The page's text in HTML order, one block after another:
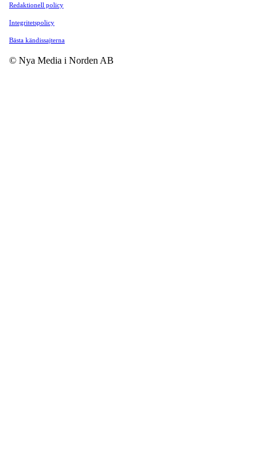
Redaktionell policy
Integritetspolicy
Bästa kändissajterna
© Nya Media i Norden AB